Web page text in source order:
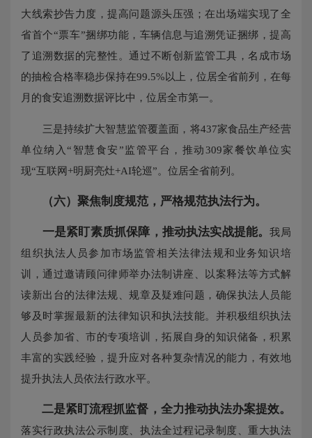
大线索抄告力度，提高问题源头压强；在出场端实现了全
省首个“票车”捆绑功能，车辆信息与追溯凭证捆绑，提高
了追溯数据的完整性。通过不断创新监管工具，名成市场
的抽检合格率稳步保持在99.5%以上，位居全省前列，在每
月的食安追溯数据评比中，位居全市第一。
三是持续扩大智慧监管覆盖面，将437家食品生产经营
单位纳入“智慧食安”监管平台，推动309家餐饮单位实
现“互联网+明厨亮灶+AI轮巡”。位居全省前列。
（六）聚焦制度规范，严格规范执法行为。
一是紧盯素质抓保障，推动执法实战提能。我局
组织执法人员参加市场监管相关法律法规和业务知识培
训，通过邀请顾问律师举办法制讲座、以案释法等方式解
读新出台的法律法规、规章及疑难问题，确保执法人员能
够及时掌握最新的法律知识和执法技能。并积极组织执法
人员参加省、市的专项培训，拓展自身的知识储备，积累
丰富的实践经验，提升应对各种复杂情况的能力，有效地
提升执法人员依法行政水平。
二是紧盯流程抓监督，全力推动执法办案提效。
落实行政执法公示制度、执法全过程记录制度、重大执法